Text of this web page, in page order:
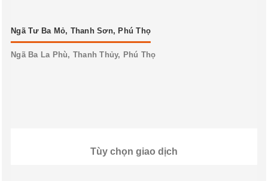
Ngã Tư Ba Mỏ, Thanh Sơn, Phú Thọ
Ngã Ba La Phù, Thanh Thủy, Phú Thọ
Tùy chọn giao dịch